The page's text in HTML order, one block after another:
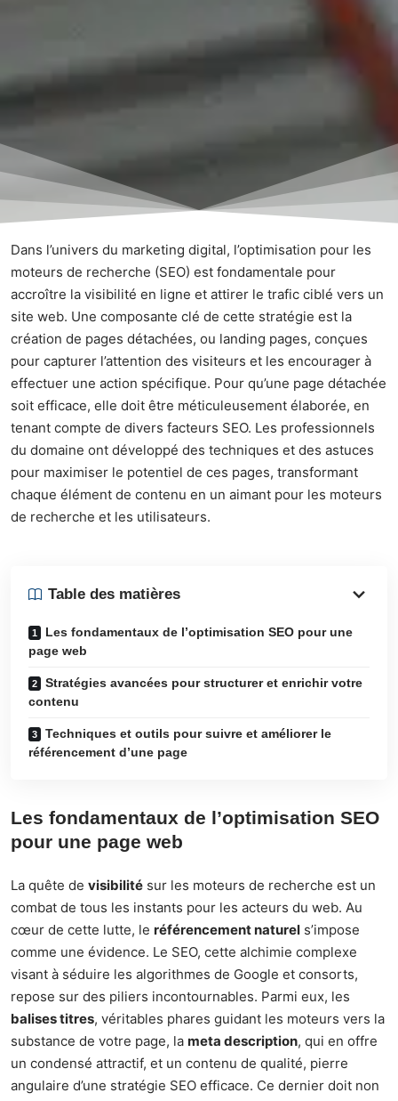
Dans l’univers du marketing digital, l’optimisation pour les
moteurs de recherche (SEO) est fondamentale pour
accroître la visibilité en ligne et attirer le trafic ciblé vers un
site web. Une composante clé de cette stratégie est la
création de pages détachées, ou landing pages, conçues
pour capturer l’attention des visiteurs et les encourager à
effectuer une action spécifique. Pour qu’une page détachée
soit efficace, elle doit être méticuleusement élaborée, en
tenant compte de divers facteurs SEO. Les professionnels
du domaine ont développé des techniques et des astuces
pour maximiser le potentiel de ces pages, transformant
chaque élément de contenu en un aimant pour les moteurs
de recherche et les utilisateurs.
Table des matières
Les fondamentaux de l’optimisation SEO pour une
page web
Stratégies avancées pour structurer et enrichir votre
contenu
Techniques et outils pour suivre et améliorer le
référencement d’une page
Les fondamentaux de l’optimisation SEO
pour une page web
La quête de visibilité sur les moteurs de recherche est un
combat de tous les instants pour les acteurs du web. Au
cœur de cette lutte, le référencement naturel s’impose
comme une évidence. Le SEO, cette alchimie complexe
visant à séduire les algorithmes de Google et consorts,
repose sur des piliers incontournables. Parmi eux, les
balises titres, véritables phares guidant les moteurs vers la
substance de votre page, la meta description, qui en offre
un condensé attractif, et un contenu de qualité, pierre
angulaire d’une stratégie SEO efficace. Ce dernier doit non